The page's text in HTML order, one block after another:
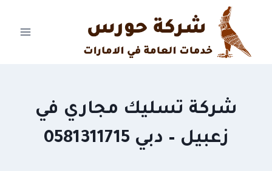
content
شركة تسليك مجاري في
زعبيل – دبي 0581311715